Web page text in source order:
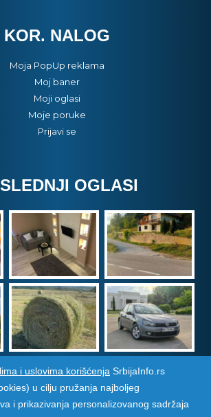
KOR. NALOG
Moja PopUp reklama
Moj baner
Moji oglasi
Moje poruke
Prijavi se
OGLASI
Sva prava zadržana. Pogledajte i
i uslovima korišćenja SrbijaInfo.rs
u cilju pružanja najboljeg
i prikazivanja personalizovanog sadržaja